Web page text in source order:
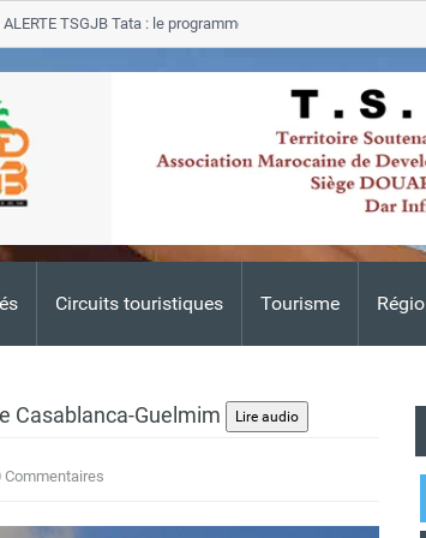
Circuits touristiques Tourisme
TSGJB Tata : le programme de rehabilitation post-
les zones sinistrees
Casablanca-Guelmim
Commentaires